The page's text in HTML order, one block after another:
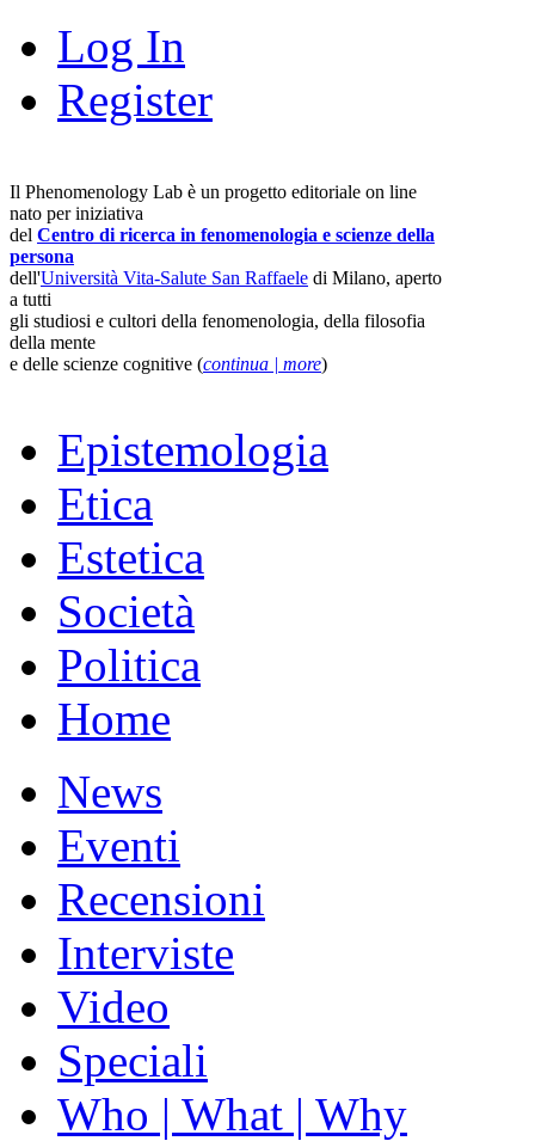
Log In
Register
Il Phenomenology Lab è un progetto editoriale on line
nato per iniziativa
del Centro di ricerca in fenomenologia e scienze della
persona
dell'Università Vita-Salute San Raffaele di Milano, aperto
a tutti
gli studiosi e cultori della fenomenologia, della filosofia
della mente
e delle scienze cognitive (continua | more)
Epistemologia
Etica
Estetica
Società
Politica
Home
News
Eventi
Recensioni
Interviste
Video
Speciali
Who | What | Why